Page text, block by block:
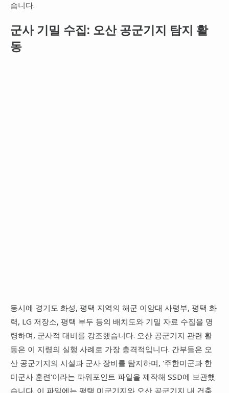
습니다.
군사 기밀 수집: 오산 공군기지 탐지 활
동
동시에 경기도 화성, 평택 지역의 해군 이암대 사령부, 평택 화
력, LG 저장소, 평택 부두 등의 배치도와 기밀 자료 수집을 명
령하며, 군사적 대비를 강조했습니다. 오산 공군기지 관련 활
동은 이 지령의 실행 사례로 가장 충격적입니다. 간부들은 오
산 공군기지의 시설과 군사 장비를 탐지하며, '주한미군과 한
미군사 훈련'이라는 파워포인트 파일을 제작해 SSD에 보관했
습니다. 이 파일에는 평택 미군기지와 오산 공군기지 내 건축